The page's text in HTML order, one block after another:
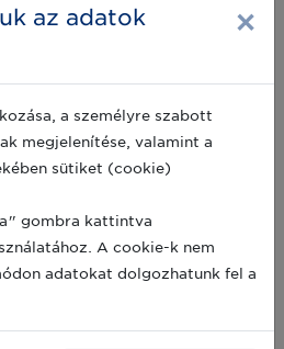
az adatok
×
a személyre szabott
megjelenítése, valamint a
sütiket (cookie)
gombra kattintva
A cookie-k nem
adatokat dolgozhatunk fel a